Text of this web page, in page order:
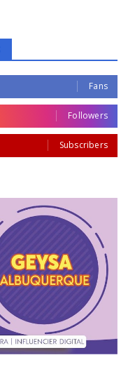
Fans
Followers
Subscribers